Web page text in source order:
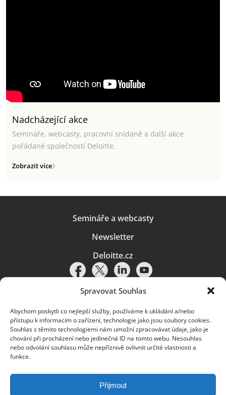
Spravovat Souhlas
Abychom poskytli co nejlepší služby, používáme k ukládání a/nebo
přístupu k informacím o zařízení, technologie jako jsou soubory cookies.
Souhlas s těmito technologiemi nám umožní zpracovávat údaje, jako je
chování při procházení nebo jedinečná ID na tomto webu. Nesouhlas
nebo odvolání souhlasu může nepříznivě ovlivnit určité vlastnosti a
funkce.
Přijmout
Nadcházející akce
Semináře, webcasty, pracovní snídaně a další akce
pořádané společností Deloitte.
Zobrazit více
Semináře a webcasty
Newsletter
Deloitte.cz
Pravidla používání|Ochrana osobních údajů|Soubory cookies |
Deloitte.cz
© 2026. Více informací najdete vPravidlech používání.
Deloitte označuje jednu či více společností globální sítě členských
a přidružené subjekty (souhrnně „organizace Deloitte“). Společnost DTTL
(rovněž označovaná jako „Deloitte Global“) a každá z jejích členských
společností a jejich přidružených subjektů je samostatným a nezávislým